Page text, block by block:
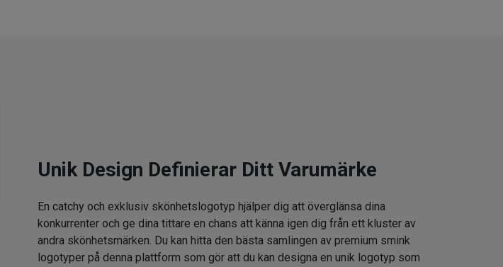
Unik Design Definierar Ditt Varumärke
En catchy och exklusiv skönhetslogotyp hjälper dig att överglänsa dina
konkurrenter och ge dina tittare en chans att känna igen dig från ett kluster av
andra skönhetsmärken. Du kan hitta den bästa samlingen av premium smink
logotyper på denna plattform som gör att du kan designa en unik logotyp som